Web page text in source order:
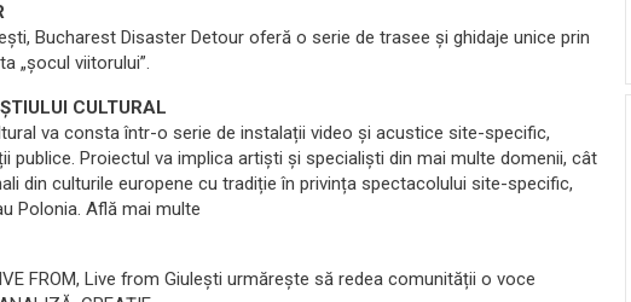
Bucharest Disaster Detour oferă o serie de trasee şi ghidaje unice prin
„şocul viitorului”.
CULTURAL
va consta într-o serie de instalații video și acustice site-specific,
publice. Proiectul va implica artiști și specialiști din mai multe domenii, cât
din culturile europene cu tradiție în privința spectacolului site-specific,
Polonia. Află mai multe
FROM, Live from Giulești urmărește să redea comunității o voce